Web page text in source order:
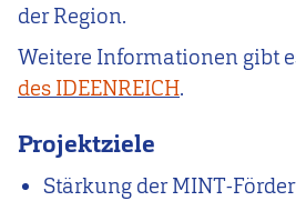
der Region.
Weitere Informationen gibt
des IDEENREICH.
Projektziele
Stärkung der MINT-